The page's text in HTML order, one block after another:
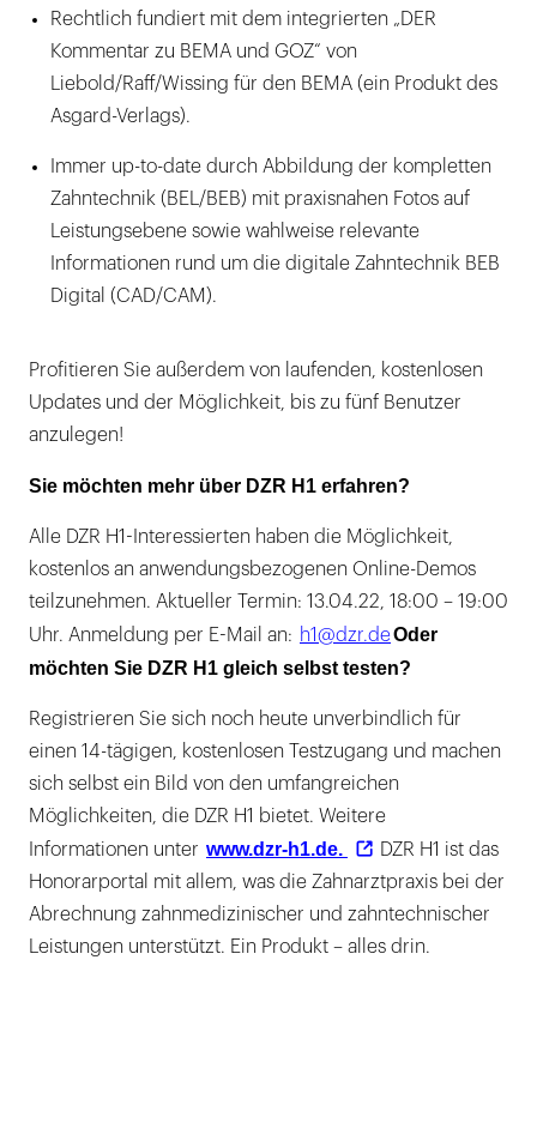
Rechtlich fundiert mit dem integrierten „DER
Kommentar zu BEMA und GOZ“ von
Liebold/Raff/Wissing für den BEMA (ein Produkt des
Asgard-Verlags).
Immer up-to-date durch Abbildung der kompletten
Zahntechnik (BEL/BEB) mit praxisnahen Fotos auf
Leistungsebene sowie wahlweise relevante
Informationen rund um die digitale Zahntechnik BEB
Digital (CAD/CAM).
Profitieren Sie außerdem von laufenden, kostenlosen
Updates und der Möglichkeit, bis zu fünf Benutzer
anzulegen!
Sie möchten mehr über DZR H1 erfahren?
Alle DZR H1-Interessierten haben die Möglichkeit,
kostenlos an anwendungsbezogenen Online-Demos
teilzunehmen. Aktueller Termin: 13.04.22, 18:00 – 19:00
Uhr. Anmeldung per E-Mail an: h1@dzr.deOder
möchten Sie DZR H1 gleich selbst testen?
Registrieren Sie sich noch heute unverbindlich für
einen 14-tägigen, kostenlosen Testzugang und machen
sich selbst ein Bild von den umfangreichen
Möglichkeiten, die DZR H1 bietet. Weitere
Informationen unter www.dzr-h1.de.
DZR H1 ist das
Honorarportal mit allem, was die Zahnarztpraxis bei der
Abrechnung zahnmedizinischer und zahntechnischer
Leistungen unterstützt. Ein Produkt – alles drin.